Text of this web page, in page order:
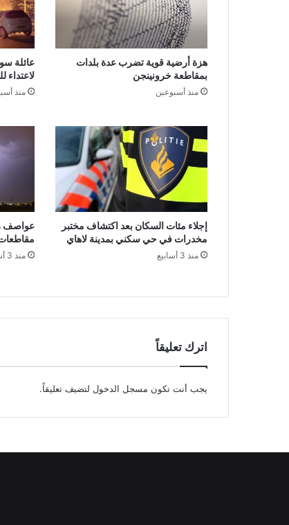
هزة أرضية قوية تضرب عدة بلدات
بمقاطعة خرونينجن
منذ أسبوعين
عائلة
لاعتداء
منذ
إجلاء مئات السكان بعد اكتشاف مختبر
مخدرات في حي سكني بمدينة لاهاي
منذ 3 أسابيع
عواصف
منذ 3 أسابيع
اترك تعليقاً
يجب أنت تكون مسجل الدخول لتضيف تعليقاً.